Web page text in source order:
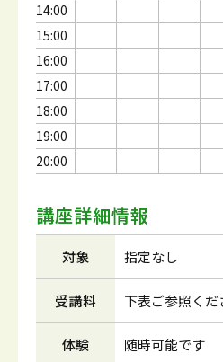
14:00
15:00
16:00
17:00
18:00
19:00
20:00
講座詳細情報
対象 指定なし
受講料 下表ご参照くだ
体験 随時可能です